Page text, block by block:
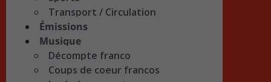
Transport / Circulation
Émissions
Musique
Décompte franco
Coups de coeur francos